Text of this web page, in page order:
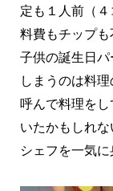
定も１人前（
料費もチップ
子供の誕生日
しまうのは料
呼んで料理を
いたかもしれ
シェフを一気に